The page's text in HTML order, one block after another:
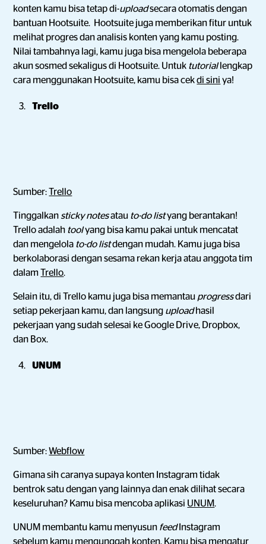
konten kamu bisa tetap di-uploadsecara otomatis dengan
bantuan Hootsuite. Hootsuite juga memberikan fitur untuk
melihat progres dan analisis konten yang kamu posting.
Nilai tambahnya lagi, kamu juga bisa mengelola beberapa
akun sosmed sekaligus di Hootsuite. Untuk tutorial lengkap
cara menggunakan Hootsuite, kamu bisa cekdi sini ya!
Trello
Sumber: Trello
Tinggalkan sticky notesatau to-do listyang berantakan!
Trello adalah toolyang bisa kamu pakai untuk mencatat
dan mengelola to-do listdengan mudah. Kamu juga bisa
berkolaborasi dengan sesama rekan kerja atau anggota tim
dalam Trello.
Selain itu, di Trello kamu juga bisa memantau progressdari
setiap pekerjaan kamu, dan langsung uploadhasil
pekerjaan yang sudah selesai ke Google Drive, Dropbox,
dan Box.
UNUM
Sumber:Webflow
Gimana sih caranya supaya konten Instagram tidak
bentrok satu dengan yang lainnya dan enak dilihat secara
keseluruhan? Kamu bisa mencoba aplikasi UNUM.
UNUM membantu kamu menyusun feed Instagram
sebelum kamu mengunggah konten. Kamu bisa mengatur